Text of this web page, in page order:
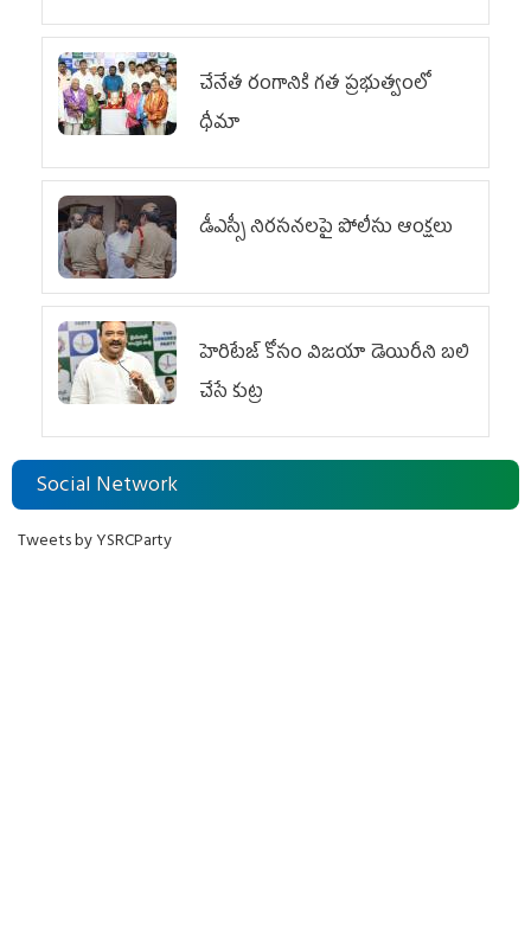
చేనేత రంగానికి గత ప్రభుత్వంలో
ధీమా
డీఎస్సీ నిరసనలపై పోలీసు ఆంక్షలు
హెరిటేజ్ కోసం విజయా డెయిరీని బలి
చేసే కుట్ర‌
Social Network
Tweets by YSRCParty